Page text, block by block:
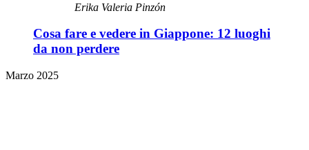
Erika Valeria Pinzón
Cosa fare e vedere in Giappone: 12 luoghi
da non perdere
Marzo 2025